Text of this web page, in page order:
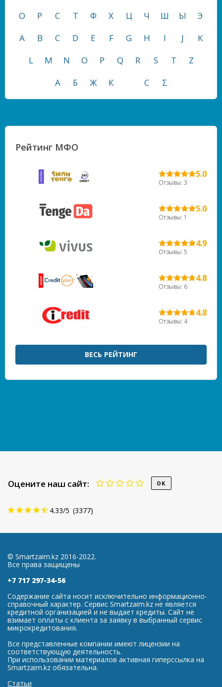
О
Р С Т Ф Х Ц Ч Ш Ы
Э
A
B C D E F G H I J
K
L
M N O P Q R S T
Z
А
Б Ж К С Σ
Рейтинг МФО
5.0
Отзывы: 3
5.0
Отзывы: 1
4.9
Отзывы: 5
4.8
Отзывы: 6
4.8
Отзывы: 4
ВЕСЬ РЕЙТИНГ
Оцените наш сайт:
4.33/5 (3377)
© Smartzaim.kz 2016-2022.
Все права защищены
+7 717 297-34-56
Содержание сайта носит исключительно информационно-
справочный характер. Сервис Smartzaim.kz не является
кредитной организацией и не выдает кредиты. Сайт не
взимает оплаты с клиента за заявку в выбранный сервис
микрокредитования.
Все представленные компании имеют лицензии на
соответствующую деятельность.
При использовании материалов активная гиперссылка на
Smartzaim.kz обязательна.
Статьи